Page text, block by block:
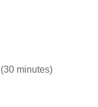
minutes)